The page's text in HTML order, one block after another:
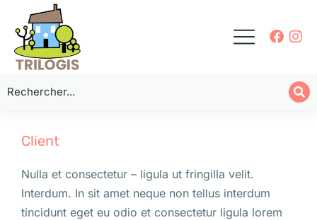
Client
Nulla et consectetur – ligula ut fringilla velit.
Interdum. In sit amet neque non tellus interdum
tincidunt eget eu odio et consectetur ligula lorem